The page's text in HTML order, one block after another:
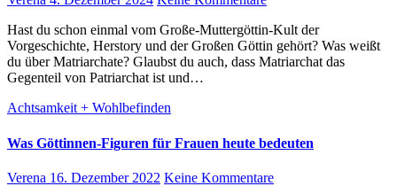
Hast du schon einmal vom Große-Muttergöttin-Kult der
Vorgeschichte, Herstory und der Großen Göttin gehört? Was weißt
du über Matriarchate? Glaubst du auch, dass Matriarchat das
Gegenteil von Patriarchat ist und…
Achtsamkeit + Wohlbefinden
Was Göttinnen-Figuren für Frauen heute bedeuten
Verena 16. Dezember 2022 Keine Kommentare